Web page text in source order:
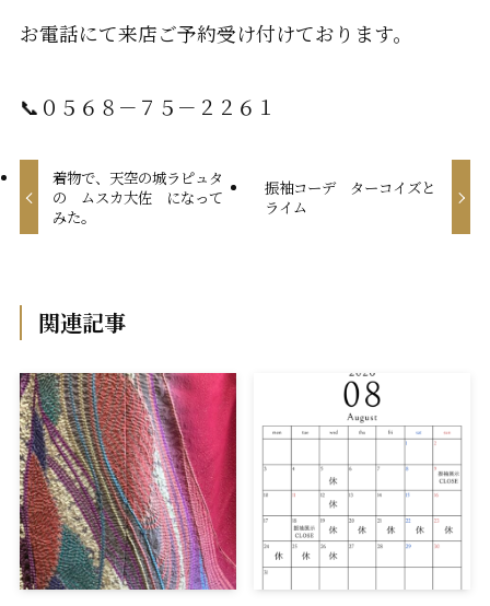
お電話にて来店ご予約受け付けております。
📞０５６８－７５－２２６１
着物で、天空の城ラピュタ
の ムスカ大佐 になって
みた。
振袖コーデ ターコイズと
ライム
関連記事